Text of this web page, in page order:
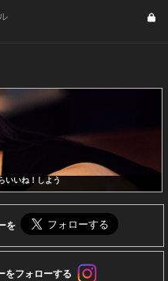
いいね！しよう
を
フォローする